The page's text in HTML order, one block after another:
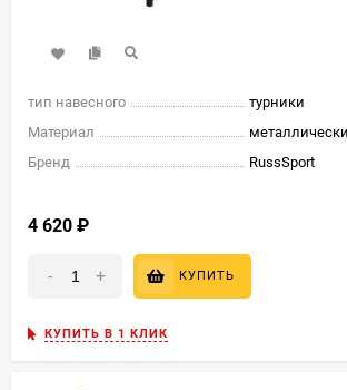
тип навесного
турники
Материал
Бренд
RussSport
4 620
- + КУПИТЬ
КУПИТЬ В 1 КЛИК